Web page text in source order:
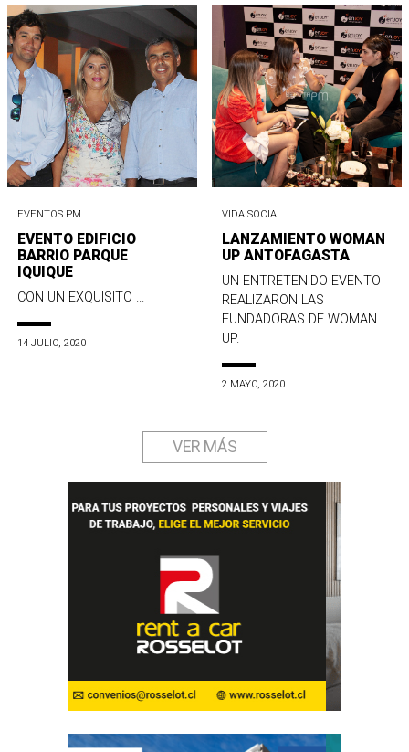
EVENTOS PM
EVENTO EDIFICIO
BARRIO PARQUE
IQUIQUE
CON UN EXQUISITO ...
14 JULIO, 2020
VIDA SOCIAL
LANZAMIENTO WOMAN
UP ANTOFAGASTA
UN ENTRETENIDO EVENTO
REALIZARON LAS
FUNDADORAS DE WOMAN
UP.
2 MAYO, 2020
VER MÁS